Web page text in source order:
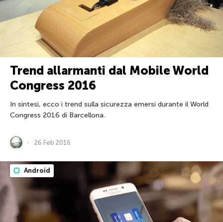
Trend allarmanti dal Mobile World
Congress 2016
In sintesi, ecco i trend sulla sicurezza emersi durante il World
Congress 2016 di Barcellona.
26 Feb 2016
Android